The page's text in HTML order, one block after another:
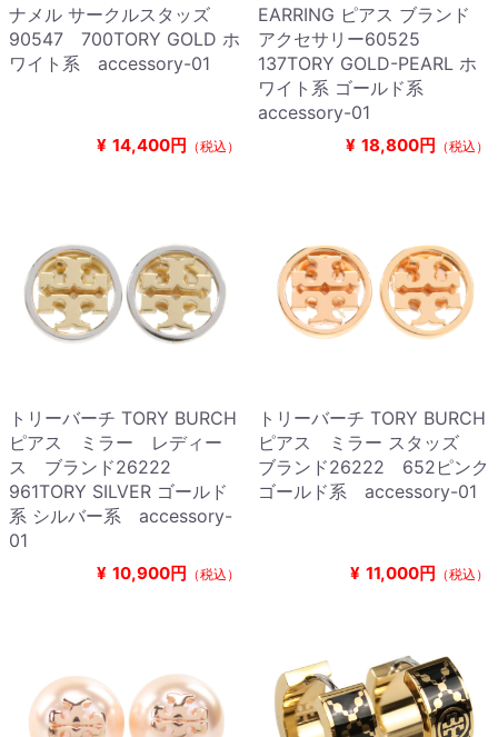
ナメル サークルスタッズ
90547 700TORY GOLD ホ
ワイト系 accessory-01
¥ 14,400円 （税込）
EARRING ピアス ブランド
アクセサリー60525
137TORY GOLD-PEARL ホ
ワイト系 ゴールド系
accessory-01
¥ 18,800円 （税込）
トリーバーチ TORY BURCH
ピアス ミラー レディー
ス ブランド26222
961TORY SILVER ゴールド
系 シルバー系 accessory-
01
¥ 10,900円 （税込）
トリーバーチ TORY BURCH
ピアス ミラー スタッズ
ブランド26222 652ピンク
ゴールド系 accessory-01
¥ 11,000円 （税込）